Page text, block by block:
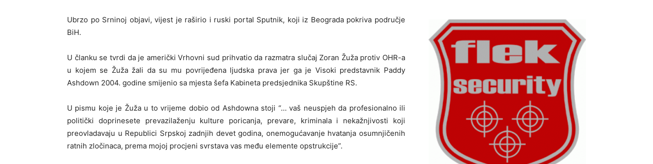
Ubrzo po Srninoj objavi, vijest je raširio i ruski portal Sputnik, koji iz Beograda pokriva područje
BiH.
U članku se tvrdi da je američki Vrhovni sud prihvatio da razmatra slučaj Zoran Žuža protiv OHR-a
u kojem se Žuža žali da su mu povrijeđena ljudska prava jer ga je Visoki predstavnik Paddy
Ashdown 2004. godine smijenio sa mjesta šefa Kabineta predsjednika Skupštine RS.
U pismu koje je Žuža u to vrijeme dobio od Ashdowna stoji “… vaš neuspjeh da profesionalno ili
politički doprinesete prevazilaženju kulture poricanja, prevare, kriminala i nekažnjivosti koji
preovladavaju u Republici Srpskoj zadnjih devet godina, onemogućavanje hvatanja osumnjičenih
ratnih zločinaca, prema mojoj procjeni svrstava vas među elemente opstrukcije”.